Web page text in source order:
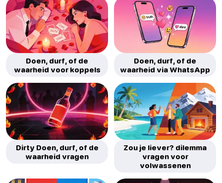
Doen, durf, of de
waarheid voor koppels
Doen, durf, of de
waarheid via WhatsApp
Dirty Doen, durf, of de
waarheid vragen
Zou je liever? dilemma
vragen voor
volwassenen